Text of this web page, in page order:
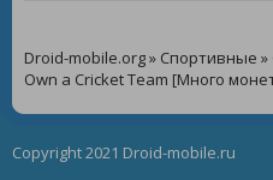
Droid-mobile.org» Спортивные
Own a Cricket Team [Много
Copyright 2021 Droid-mobile.ru